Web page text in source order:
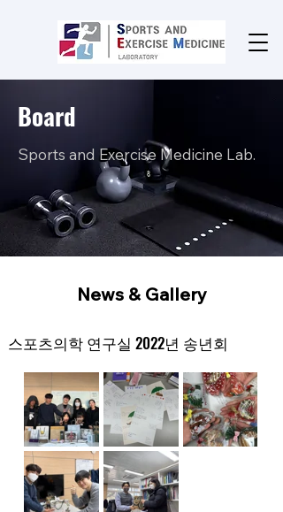
Board
Sports and Exercise Medicine Lab.
News & Gallery
스포츠의학 연구실 2022년 송년회